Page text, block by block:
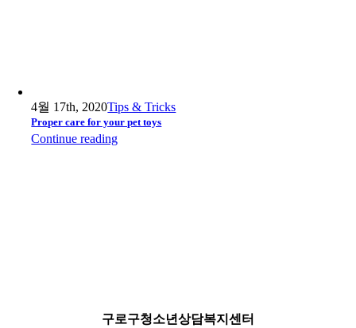
4월 17th, 2020Tips & Tricks
Proper care for your pet toys
Continue reading
구로구청소년상담복지센터